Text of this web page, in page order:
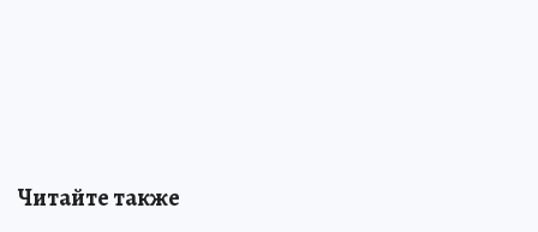
Читайте также